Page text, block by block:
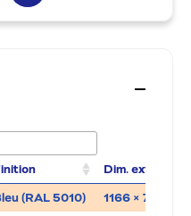
Dim. ext.
(RAL 5010) 1166 × 790 ×